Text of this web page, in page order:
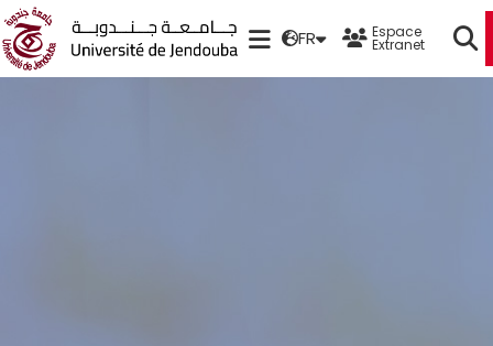
FR Espace
Extranet